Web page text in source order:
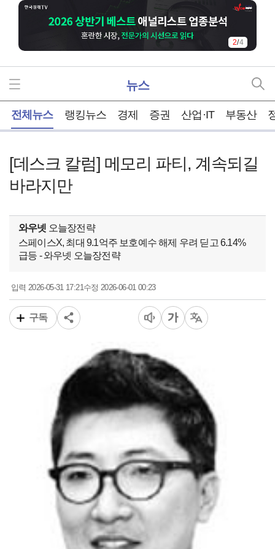
2/4
뉴스
전체뉴스 랭킹뉴스 경제 증권 산업·IT 부동산
[데스크 칼럼] 메모리 파티, 계속되길
바라지만
와우넷 오늘장전략
스페이스X, 최대 9.1억주 보호예수 해제 우려 딛고 6.14%
급등 - 와우넷 오늘장전략
입력2026-05-31 17:21수정 2026-06-01 00:23
구독